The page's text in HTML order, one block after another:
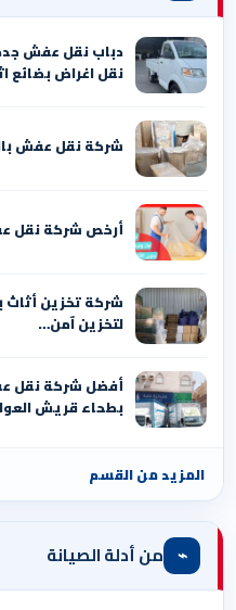
نقل اغراض بضائع
شركة نقل عفش
أرخص شركة نقل
شركة تخزين أثاث
لتخزين آمن…
أفضل شركة نقل
بطحاء قريش
المزيد من القسم
⌁ من أدلة الصيانة